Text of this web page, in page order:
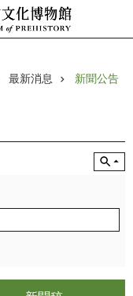
最新消息 新聞公告